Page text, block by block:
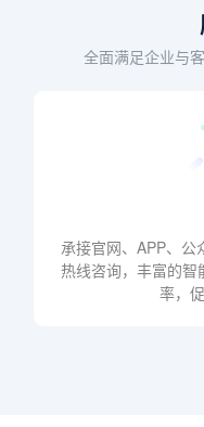
全面满足企业与
承接官网、APP、
热线咨询，丰富的
率，